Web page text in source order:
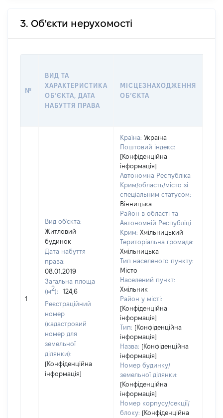
3. Об'єкти нерухомості
№
ВИД ТА
ХАРАКТЕРИСТИКА
ОБʼЄКТА, ДАТА
НАБУТТЯ ПРАВА
МІСЦЕЗНАХОДЖЕННЯ
ОБʼЄКТА
1
Вид об'єкта:
Житловий
будинок
Дата набуття
права:
08.01.2019
Загальна площа
(м2):
124,6
Реєстраційний
номер
(кадастровий
номер для
земельної
ділянки):
[Конфіденційна
інформація]
Країна: Україна
Поштовий індекс:
[Конфіденційна
інформація]
Автономна Республіка
Крим/область/місто зі
спеціальним статусом:
Вінницька
Район в області та
Автономній Республіці
Крим: Хмільницький
Територіальна громада:
Хмільницька
Тип населеного пункту:
Місто
Населений пункт:
Хмільник
Район у місті:
[Конфіденційна
інформація]
Тип: [Конфіденційна
інформація]
Назва: [Конфіденційна
інформація]
Номер будинку/
земельної ділянки:
[Конфіденційна
інформація]
Номер корпусу/секції/
блоку: [Конфіденційна